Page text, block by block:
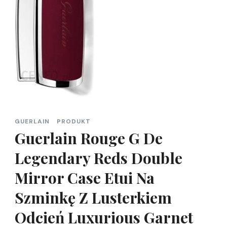
GUERLAIN PRODUKT
Guerlain Rouge G De
Legendary Reds Double
Mirror Case Etui Na
Szminkę Z Lusterkiem
Odcień Luxurious Garnet